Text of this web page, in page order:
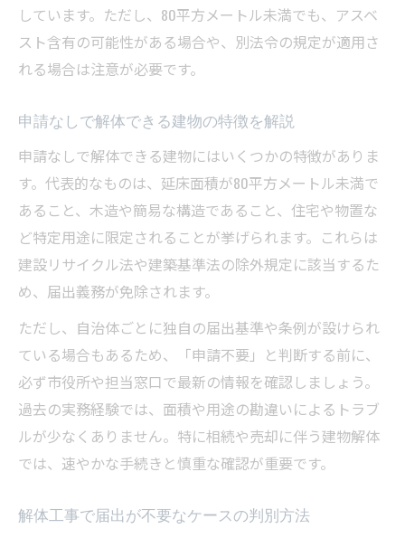
しています。ただし、80平方メートル未満でも、アスベ
スト含有の可能性がある場合や、別法令の規定が適用さ
れる場合は注意が必要です。
申請なしで解体できる建物の特徴を解説
申請なしで解体できる建物にはいくつかの特徴がありま
す。代表的なものは、延床面積が80平方メートル未満で
あること、木造や簡易な構造であること、住宅や物置な
ど特定用途に限定されることが挙げられます。これらは
建設リサイクル法や建築基準法の除外規定に該当するた
め、届出義務が免除されます。
ただし、自治体ごとに独自の届出基準や条例が設けられ
ている場合もあるため、「申請不要」と判断する前に、
必ず市役所や担当窓口で最新の情報を確認しましょう。
過去の実務経験では、面積や用途の勘違いによるトラブ
ルが少なくありません。特に相続や売却に伴う建物解体
では、速やかな手続きと慎重な確認が重要です。
解体工事で届出が不要なケースの判別方法